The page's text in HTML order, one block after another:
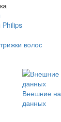
Philips
волос
Внешние
данных